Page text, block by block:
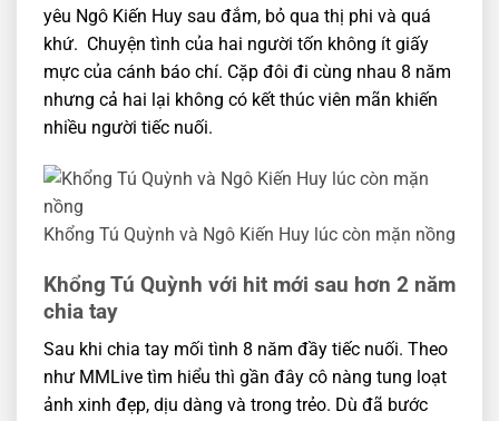
yêu Ngô Kiến Huy sau đắm, bỏ qua thị phi và quá
khứ. Chuyện tình của hai người tốn không ít giấy
mực của cánh báo chí. Cặp đôi đi cùng nhau 8 năm
nhưng cả hai lại không có kết thúc viên mãn khiến
nhiều người tiếc nuối.
Khổng Tú Quỳnh và Ngô Kiến Huy lúc còn mặn nồng
Khổng Tú Quỳnh với hit mới sau hơn 2 năm
chia tay
Sau khi chia tay mối tình 8 năm đầy tiếc nuối. Theo
như MMLive tìm hiểu thì gần đây cô nàng tung loạt
ảnh xinh đẹp, dịu dàng và trong trẻo. Dù đã bước